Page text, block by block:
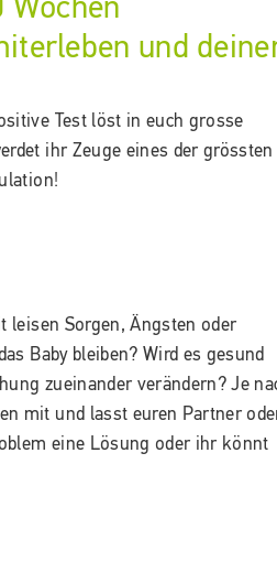
und
Test löst in euch grosse
ihr Zeuge eines der grössten
leisen Sorgen, Ängsten oder
Baby bleiben? Wird es gesund
zueinander verändern? Je
mit und lasst euren Partner
eine Lösung oder ihr könnt